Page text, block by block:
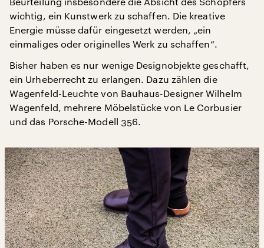
wichtig, ein Kunstwerk zu schaffen. Die kreative
Energie müsse dafür eingesetzt werden, „ein
einmaliges oder originelles Werk zu schaffen“.
Bisher haben es nur wenige Designobjekte geschafft,
ein Urheberrecht zu erlangen. Dazu zählen die
Wagenfeld-Leuchte von Bauhaus-Designer Wilhelm
Wagenfeld, mehrere Möbelstücke von Le Corbusier
und das Porsche-Modell 356.